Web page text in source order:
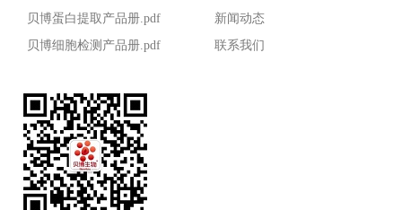
贝博蛋白提取产品册.pdf
贝博细胞检测产品册.pdf
新闻动态
联系我们